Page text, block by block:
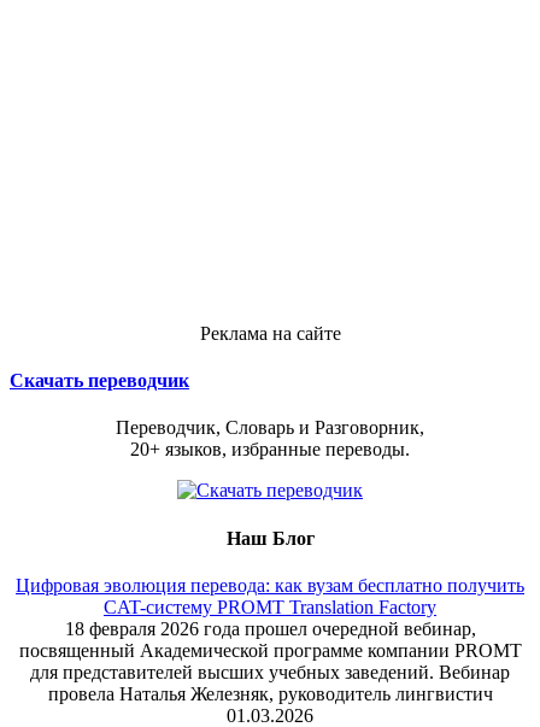
Реклама на сайте
Скачать переводчик
Переводчик, Словарь и Разговорник,
20+ языков, избранные переводы.
Наш Блог
Цифровая эволюция перевода: как вузам бесплатно получить
CAT-систему PROMT Translation Factory
18 февраля 2026 года прошел очередной вебинар,
посвященный Академической программе компании PROMT
для представителей высших учебных заведений. Вебинар
провела Наталья Железняк, руководитель лингвистич
01.03.2026